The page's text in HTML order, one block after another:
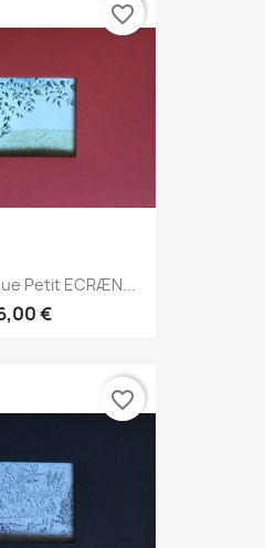
Petit ECRÆN...
€
favorite_border
favorite_border